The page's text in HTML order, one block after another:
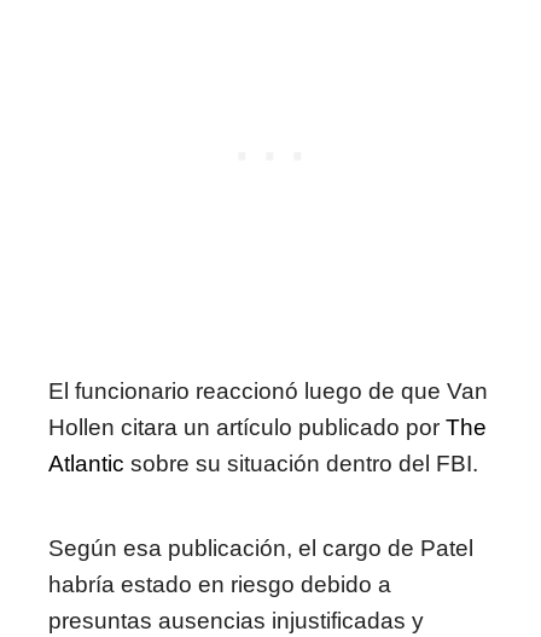
El funcionario reaccionó luego de que Van
Hollen citara un artículo publicado por The
Atlantic sobre su situación dentro del FBI.
Según esa publicación, el cargo de Patel
habría estado en riesgo debido a
presuntas ausencias injustificadas y